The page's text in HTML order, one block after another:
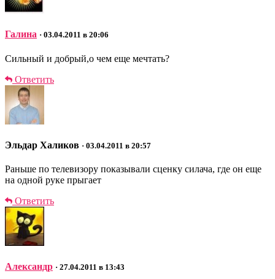
Галина · 03.04.2011 в 20:06
Сильный и добрый,о чем еще мечтать?
Ответить
Эльдар Халиков · 03.04.2011 в 20:57
Раньше по телевизору показывали сценку силача, где он еще
на одной руке прыгает
Ответить
Александр · 27.04.2011 в 13:43